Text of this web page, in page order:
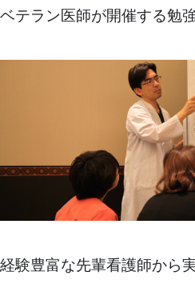
ベテラン医師が開催する勉
経験豊富な先輩看護師から